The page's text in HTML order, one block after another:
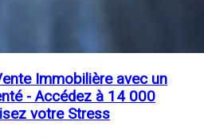
Immobilière avec un
- Accédez à 14 000
votre Stress